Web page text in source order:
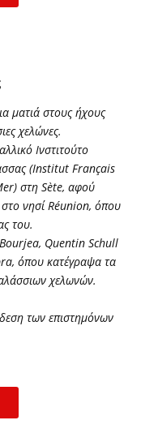
ματιά στους ήχους
χελώνες.
Ινστιτούτο
(Institut Français
στη Sète, αφού
στο νησί Réunion, όπου
του.
Quentin Schull
όπου κατέγραψα τα
χελωνών.
των επιστημόνων